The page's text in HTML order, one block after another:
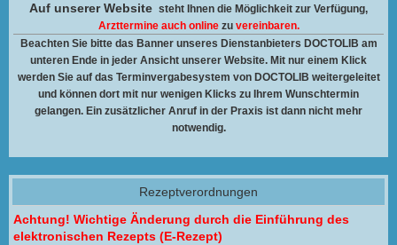
Auf unserer Website steht Ihnen die Möglichkeit zur Verfügung,
Arzttermine auch onlinezu vereinbaren.
Beachten Sie bitte das Banner unseres Dienstanbieters DOCTOLIB am
unteren Ende in jeder Ansicht unserer Website. Mit nur einem Klick
werden Sie auf das Terminvergabesystem von DOCTOLIB weitergeleitet
und können dort mit nur wenigen Klicks zu Ihrem Wunschtermin
gelangen. Ein zusätzlicher Anruf in der Praxis ist dann nicht mehr
notwendig.
Rezeptverordnungen
Achtung! Wichtige Änderung durch die Einführung des
elektronischen Rezepts (E-Rezept)